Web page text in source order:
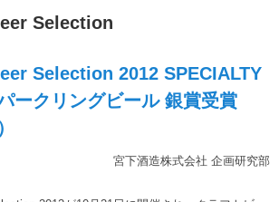
Selection
Selection 2012 SPECIALTY
ークリングビール 銀賞受賞
宮下酒造株式会社 企画研究部